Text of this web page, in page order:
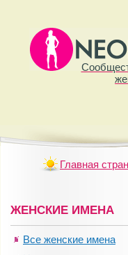
Главная
ЖЕНСКИЕ ИМЕНА
Все женские имена